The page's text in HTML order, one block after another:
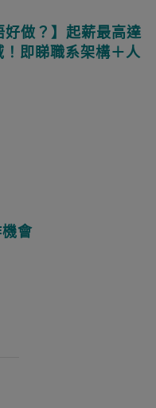
做？】起薪最高達
即睇職系架構＋人
會